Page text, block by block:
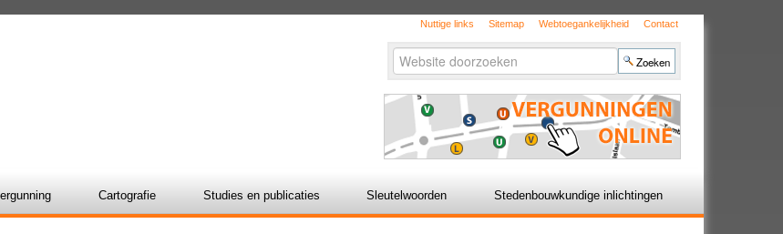
Nuttige links Sitemap Webtoegankelijkheid Contact
Zoek
zoeken...
Cartografie Studies en publicaties Sleutelwoorden Stedenbouwkundige inlichtingen